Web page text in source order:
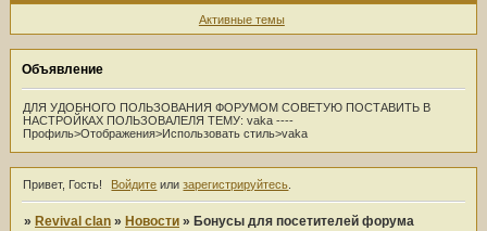
Активные темы
Объявление
ДЛЯ УДОБНОГО ПОЛЬЗОВАНИЯ ФОРУМОМ СОВЕТУЮ ПОСТАВИТЬ В
НАСТРОЙКАХ ПОЛЬЗОВАЛЕЛЯ ТЕМУ: vaka ----
Профиль>Отображения>Использовать стиль>vaka
Привет, Гость! Войдите илизарегистрируйтесь
»Revival clan »Новости »Бонусы для посетителей форума